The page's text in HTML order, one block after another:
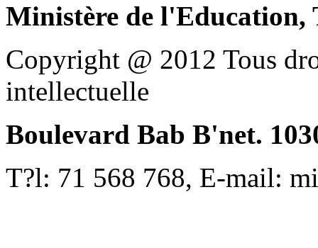
Ministère de l'Education,
Copyright @ 2012 Tous
intellectuelle
Boulevard Bab B'net.
T?l: 71 568 768, E-mail: